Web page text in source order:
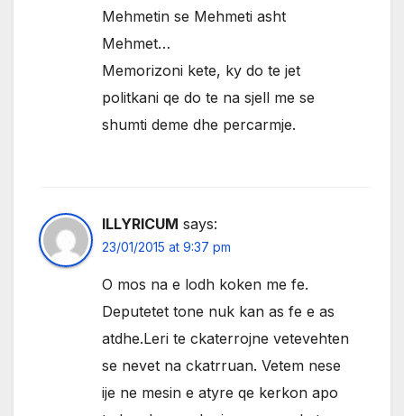
Mehmetin se Mehmeti asht
Mehmet…
Memorizoni kete, ky do te jet
politkani qe do te na sjell me se
shumti deme dhe percarmje.
ILLYRICUM says:
23/01/2015 at 9:37 pm
O mos na e lodh koken me fe.
Deputetet tone nuk kan as fe e as
atdhe.Leri te ckaterrojne vetevehten
se nevet na ckatrruan. Vetem nese
ije ne mesin e atyre qe kerkon apo